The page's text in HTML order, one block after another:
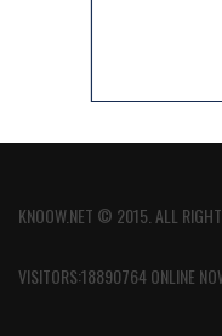
KNOOW.NET © 2015. ALL
VISITORS:18890764 ONLINE